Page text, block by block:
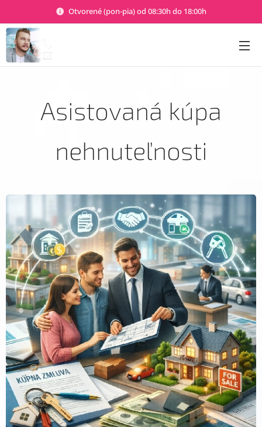
Otvorené (pon-pia) od 08:30h do 18:00h
Asistovaná kúpa
nehnuteľnosti